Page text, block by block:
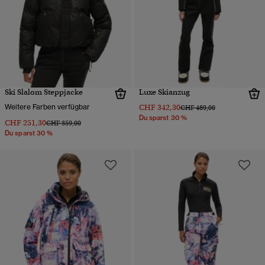
Ski Slalom Steppjacke
Weitere Farben verfügbar
CHF 251,30Preis wurde reduziert von
CHF 359,00bis
Du sparst 30 %
Luxe Skianzug
CHF 342,30Preis wurde reduziert von
CHF 489,00bis
Du sparst 30 %